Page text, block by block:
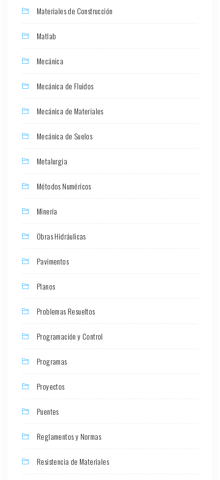
Materiales de Construcción
Matlab
Mecánica
Mecánica de Fluidos
Mecánica de Materiales
Mecánica de Suelos
Metalurgia
Métodos Numéricos
Minería
Obras Hidráulicas
Pavimentos
Planos
Problemas Resueltos
Programación y Control
Programas
Proyectos
Puentes
Reglamentos y Normas
Resistencia de Materiales